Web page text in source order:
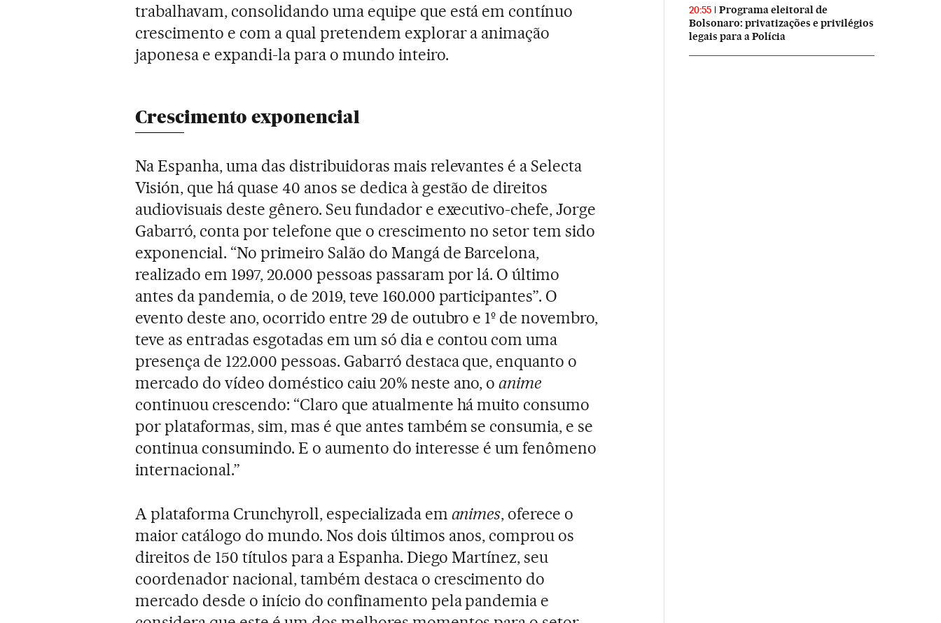
trabalhavam, consolidando uma equipe que está em contínuo
crescimento e com a qual pretendem explorar a animação
japonesa e expandi-la para o mundo inteiro.
Crescimento exponencial
Na Espanha, uma das distribuidoras mais relevantes é a Selecta
Visión, que há quase 40 anos se dedica à gestão de direitos
audiovisuais deste gênero. Seu fundador e executivo-chefe, Jorge
Gabarró, conta por telefone que o crescimento no setor tem sido
exponencial. “No primeiro Salão do Mangá de Barcelona,
realizado em 1997, 20.000 pessoas passaram por lá. O último
antes da pandemia, o de 2019, teve 160.000 participantes”. O
evento deste ano, ocorrido entre 29 de outubro e 1º de novembro,
teve as entradas esgotadas em um só dia e contou com uma
presença de 122.000 pessoas. Gabarró destaca que, enquanto o
mercado do vídeo doméstico caiu 20% neste ano, oanime
continuou crescendo: “Claro que atualmente há muito consumo
por plataformas, sim, mas é que antes também se consumia, e se
continua consumindo. E o aumento do interesse é um fenômeno
internacional.”
A plataforma Crunchyroll, especializada em animes, oferece o
maior catálogo do mundo. Nos dois últimos anos, comprou os
direitos de 150 títulos para a Espanha. Diego Martínez, seu
coordenador nacional, também destaca o crescimento do
mercado desde o início do confinamento pela pandemia e
20:55
Programa eleitoral de
Bolsonaro: privatizações e privilégios
legais para a Polícia